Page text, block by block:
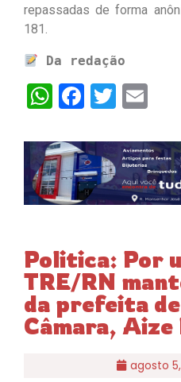
repassadas de forma
181.
Da redação
WhatsApp
Facebook
Twitter
Politica: Por
TRE/RN
da prefeita
Câmara,
agosto